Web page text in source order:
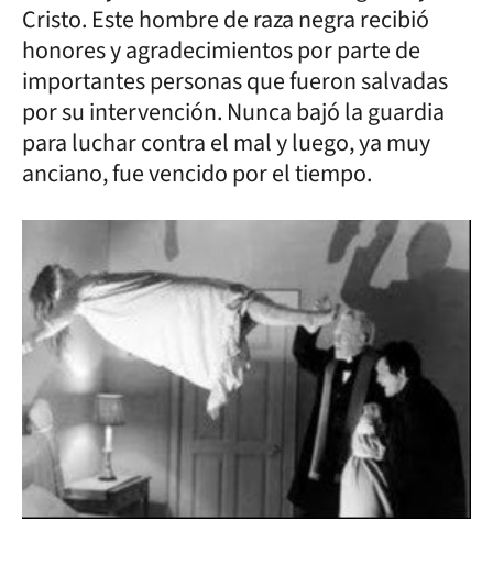
Cristo. Este hombre de raza negra recibió
honores y agradecimientos por parte de
importantes personas que fueron salvadas
por su intervención. Nunca bajó la guardia
para luchar contra el mal y luego, ya muy
anciano, fue vencido por el tiempo.